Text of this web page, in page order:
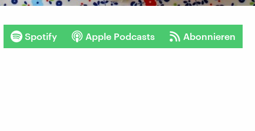
Spotify Apple Podcasts Abonnieren